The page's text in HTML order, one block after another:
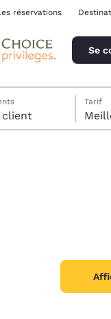
réservations
Se
1 client
Tarif